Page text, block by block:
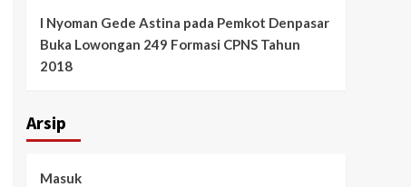
I Nyoman Gede Astina pada Pemkot Denpasar
Buka Lowongan 249 Formasi CPNS Tahun
2018
Arsip
Masuk